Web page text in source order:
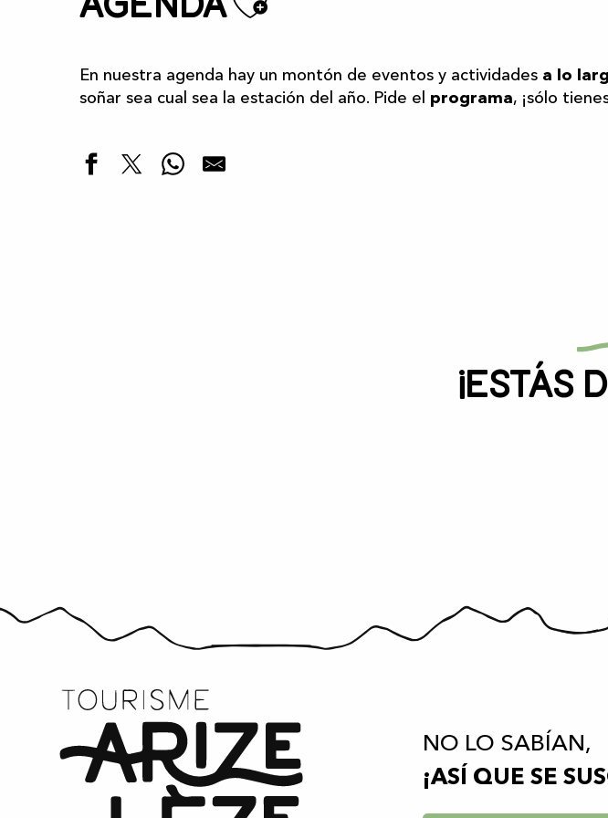
En nuestra agenda hay un montón de eventos y actividades a lo
soñar sea cual sea la estación del año. Pide el programa, ¡sólo
¡Estás
NO LO SABÍAN,
¡ASÍ QUE SE